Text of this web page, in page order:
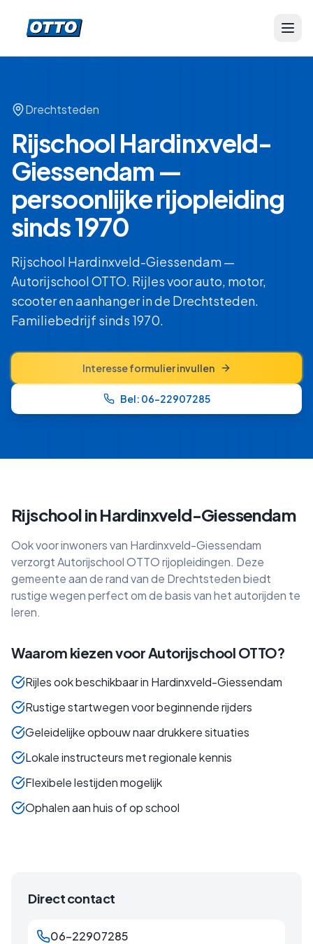
Drechtsteden
Rijschool Hardinxveld-
Giessendam —
persoonlijke rijopleiding
sinds 1970
Rijschool Hardinxveld-Giessendam —
Autorijschool OTTO. Rijles voor auto, motor,
scooter en aanhanger in de Drechtsteden.
Familiebedrijf sinds 1970.
Interesse formulier invullen
Bel: 06-22907285
Rijschool inHardinxveld-Giessendam
Ook voor inwoners van Hardinxveld-Giessendam
verzorgt Autorijschool OTTO rijopleidingen. Deze
gemeente aan de rand van de Drechtsteden biedt
rustige wegen perfect om de basis van het autorijden te
leren.
Waarom kiezen voor Autorijschool OTTO?
Rijles ook beschikbaar in Hardinxveld-Giessendam
Rustige startwegen voor beginnende rijders
Geleidelijke opbouw naar drukkere situaties
Lokale instructeurs met regionale kennis
Flexibele lestijden mogelijk
Ophalen aan huis of op school
Direct contact
06-22907285